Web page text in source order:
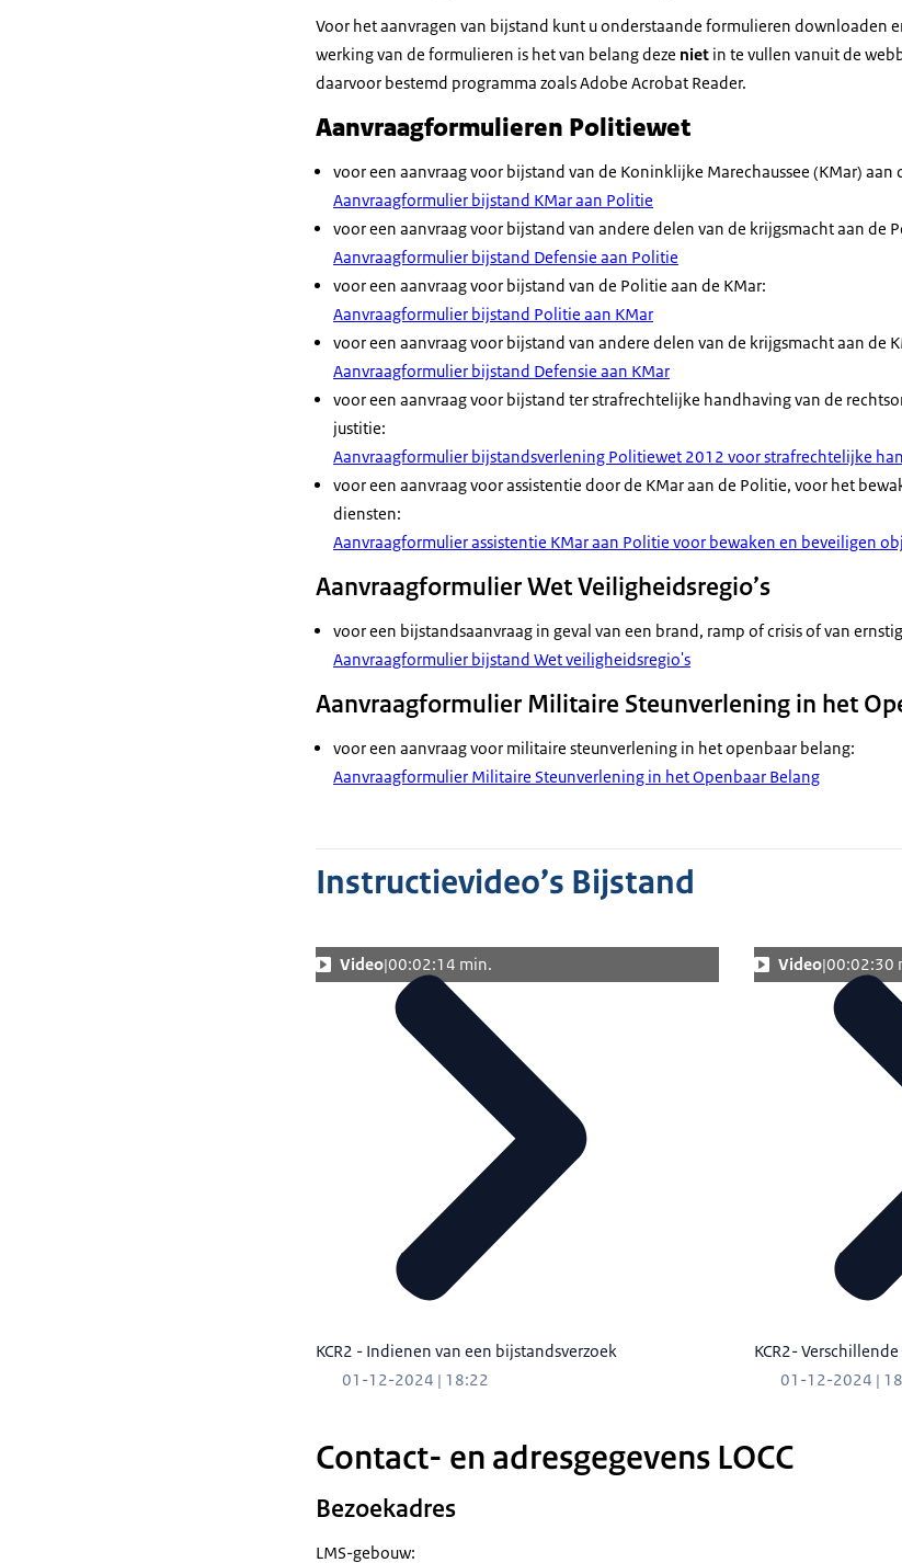
Voor het aanvragen van bijstand kunt u onderstaande formulieren downloaden
werking van de formulieren is het van belang deze niet in te vullen vanuit de
daarvoor bestemd programma zoals Adobe Acrobat Reader.
Aanvraagformulieren Politiewet
voor een aanvraag voor bijstand van de Koninklijke Marechaussee (KMar) aan
Aanvraagformulier bijstand KMar aan Politie
voor een aanvraag voor bijstand van andere delen van de krijgsmacht aan de
Aanvraagformulier bijstand Defensie aan Politie
voor een aanvraag voor bijstand van de Politie aan de KMar:
Aanvraagformulier bijstand Politie aan KMar
voor een aanvraag voor bijstand van andere delen van de krijgsmacht aan de
Aanvraagformulier bijstand Defensie aan KMar
voor een aanvraag voor bijstand ter strafrechtelijke handhaving van de
justitie:
Aanvraagformulier bijstandsverlening Politiewet 2012 voor strafrechtelijke
voor een aanvraag voor assistentie door de KMar aan de Politie, voor het
diensten:
Aanvraagformulier assistentie KMar aan Politie voor bewaken en beveiligen
Aanvraagformulier Wet Veiligheidsregio’s
voor een bijstandsaanvraag in geval van een brand, ramp of crisis of van
Aanvraagformulier bijstand Wet veiligheidsregio's
Aanvraagformulier Militaire Steunverlening in het
voor een aanvraag voor militaire steunverlening in het openbaar belang:
Aanvraagformulier Militaire Steunverlening in het Openbaar Belang
Instructievideo’s Bijstand
Video 00:02:14 min.
KCR2 - Indienen van een bijstandsverzoek
01-12-2024 | 18:22
Video 00:02:30
KCR2-
01-12-2024 |
Contact- en adresgegevens LOCC
Bezoekadres
LMS-gebouw: